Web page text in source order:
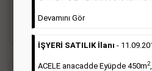
Devamını Gör
İŞYERİ SATILIK İlanı -
ACELE anacadde Eyüpde 450m2